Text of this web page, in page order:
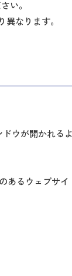
い。
なります。
ウが開かれる
あるウェブサイ